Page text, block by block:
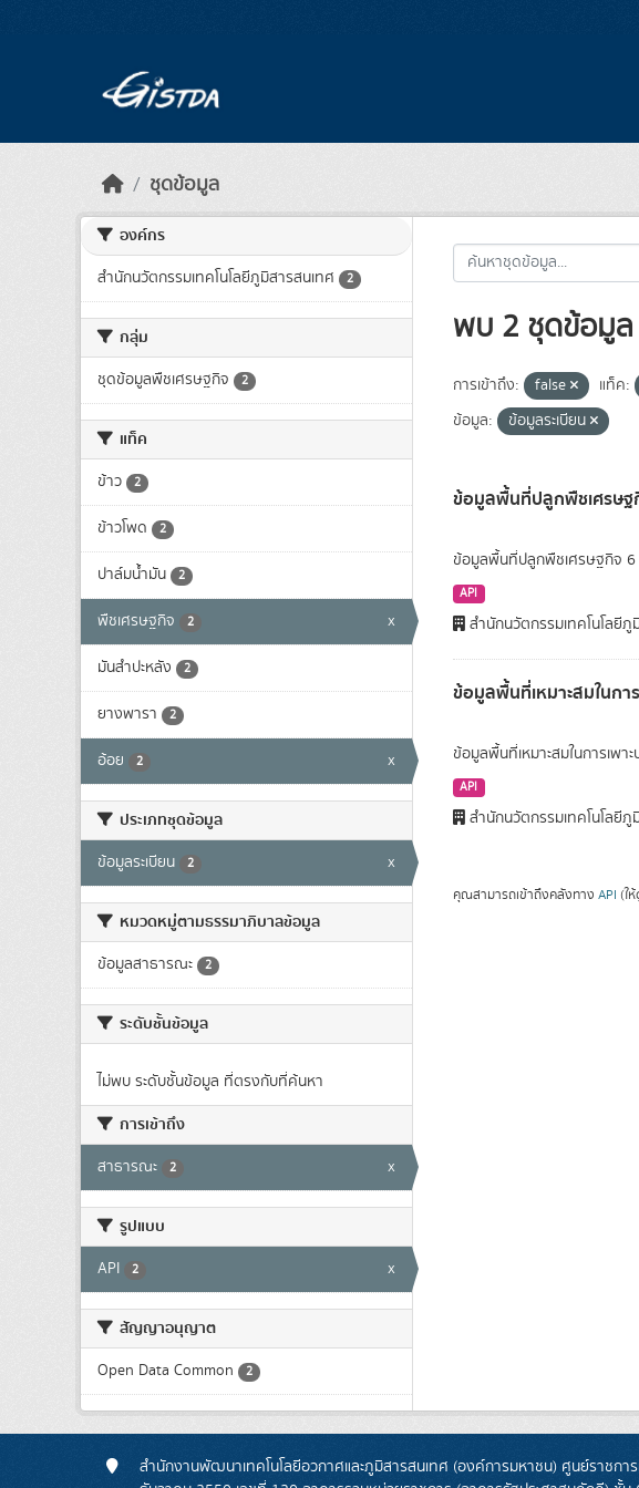
ชุดข้อมูล
องค์กร
สำนักนวัตกรรมเทคโนโลยีภูมิสารสนเทศ 2
กลุ่ม
ชุดข้อมูลพืชเศรษฐกิจ 2
แท็ค
ข้าว 2
ข้าวโพด 2
ปาล์มน้ำมัน 2
พืชเศรษฐกิจ 2 x
มันสำปะหลัง 2
ยางพารา 2
อ้อย 2 x
ประเภทชุดข้อมูล
ข้อมูลระเบียน 2 x
หมวดหมู่ตามธรรมาภิบาลข้อมูล
ข้อมูลสาธารณะ 2
ระดับชั้นข้อมูล
ไม่พบ ระดับชั้นข้อมูล ที่ตรงกับที่ค้นหา
การเข้าถึง
สาธารณะ 2 x
รูปแบบ
API 2 x
สัญญาอนุญาต
Open Data Common 2
พบ 2 ชุดข้อมูล
การเข้าถึง: false แท็ค:
ข้อมูล:
ข้อมูลระเบียน
ข้อมูลพื้นที่ปลูกพืชเศรษฐ
ข้อมูลพื้นที่ปลูกพืชเศรษฐกิจ
API
สำนักนวัตกรรมเทคโนโลยีภู
ข้อมูลพื้นที่เหมาะสมในกา
ข้อมูลพื้นที่เหมาะสมในการเพ
API
สำนักนวัตกรรมเทคโนโลยีภู
คุณสามารถเข้าถึงคลังทาง API (ใ
สำนักงานพัฒนาเทคโนโลยีอวกาศและภูมิสารสนเทศ (องค์การมหาชน) ศูนย์ราชกา